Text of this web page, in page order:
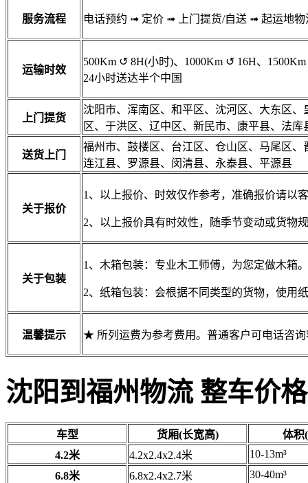
服务流程 电话预约 ➟ 定价 ➟ 上门提货/自送 ➟ 起运地
运输时效
500Km ↺ 8H(小时)、1000Km ↺ 16H、1500Km
24小时送达半个中国
上门提货
沈阳市、浑南区、和平区、沈河区、大东区
区、于洪区、辽中区、新民市、康平县、法库
送货上门
福州市、鼓楼区、台江区、仓山区、马尾区
连江县、罗源县、闵清县、永泰县、平源县
关于报价
1、以上报价、时效仅作参考，准确报价请以
2、以上报价具有时效性，随季节变动或货物
关于包装
1、木箱包装：专业木工师傅，为您定做木箱
2、纸箱包装：会根据不同类型的货物，使用
温馨提示 ★ 所列运费为参考费用。普通客户可电话咨
沈阳到福州物流 整车价格
车型 货厢(长宽高)
体积
4.2米
4.2x2.4x2.4米
10-13m³
6.8米
6.8x2.4x2.7米
30-40m³